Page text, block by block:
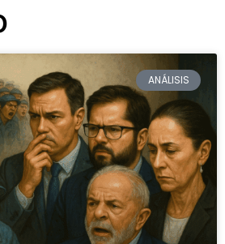
ANÁLISIS